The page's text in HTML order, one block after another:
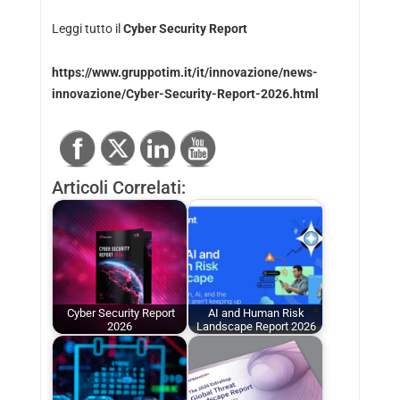
Leggi tutto il Cyber Security Report
https://www.gruppotim.it/it/innovazione/news-
innovazione/Cyber-Security-Report-2026.html
Articoli Correlati:
Cyber ​​Security Report
2026
AI and Human Risk
Landscape Report 2026